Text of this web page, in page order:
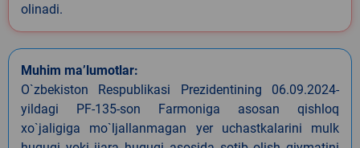
olinadi.
Muhim ma’lumotlar:
O`zbekiston Respublikasi Prezidentining 06.09.2024-
yildagi PF-135-son Farmoniga asosan qishloq
xo`jaligiga mo`ljallanmagan yer uchastkalarini mulk